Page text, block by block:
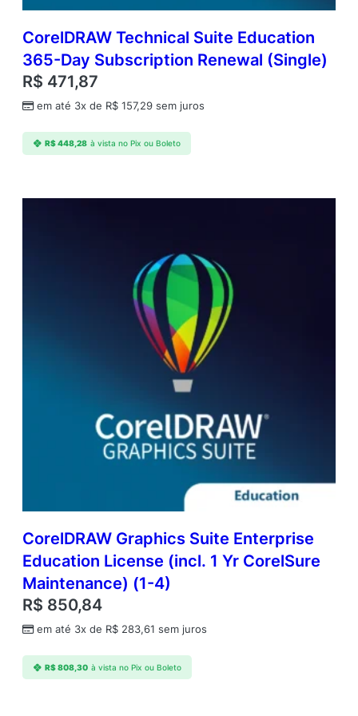
d
a
d
e
CorelDRAW Technical Suite Education
365-Day Subscription Renewal (Single)
R$ 471,87
em até 3x de R$ 157,29 sem juros
R$448,28 à vista no Pix ou Boleto
CorelDRAW Graphics Suite Enterprise
Education License (incl. 1 Yr CorelSure
Maintenance) (1-4)
R$ 850,84
em até 3x de R$ 283,61 sem juros
R$808,30 à vista no Pix ou Boleto